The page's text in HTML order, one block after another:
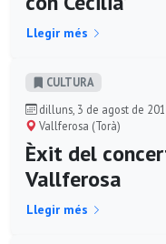
Llegir més
CULTURA
dilluns, 3 de agost de
Vallferosa (Torà)
Èxit del
Vallferosa
Llegir més